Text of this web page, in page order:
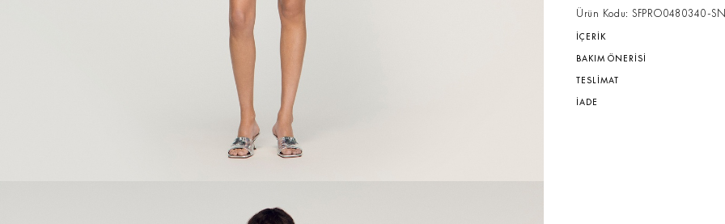
Ürün Kodu: SFPRO0480340-
İÇERİK
BAKIM ÖNERİSİ
TESLİMAT
İADE